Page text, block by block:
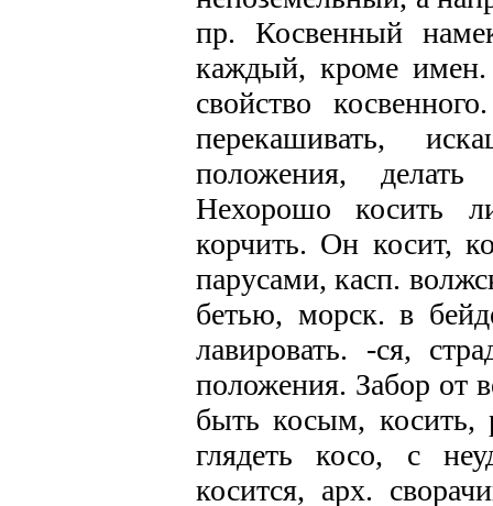
пр. Косвенный
каждый, кроме имен.
свойство
перекашивать,
положения,
Нехорошо косить
корчить. Он косит,
парусами, касп.
бетью, морск. в
лавировать. -ся,
положения. Забор от
быть косым, косить,
глядеть косо, с
косится, арх.